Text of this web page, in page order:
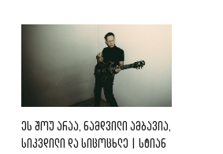
ᲔᲡ ᲨᲝᲣ ᲐᲠᲐᲐ, ᲜᲐᲛᲓᲕᲘᲚᲘ ᲐᲛᲑᲐᲕᲘᲐ,
ᲡᲘᲙᲕᲓᲘᲚᲘ ᲓᲐ ᲡᲘᲪᲝᲪᲮᲚᲔ | ᲡᲢᲘᲐᲜ